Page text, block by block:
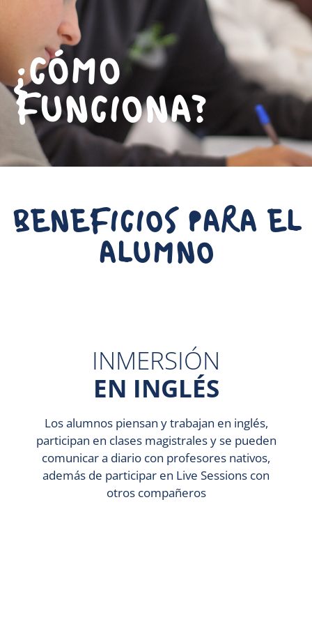
¿CÓMO
FUNCIONA?
BENEFICIOS PARA EL
ALUMNO
INMERSIÓN
EN INGLÉS
Los alumnos piensan y trabajan en inglés,
participan en clases magistrales y se pueden
comunicar a diario con profesores nativos,
además de participar en Live Sessions con
otros compañeros